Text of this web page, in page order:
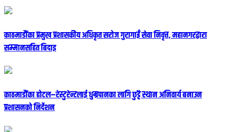
काठमाडौंका प्रमुख प्रशासकीय अधिकृत सरोज गुरागाईं सेवा निवृत्त, महानगरद्वारा
सम्मानसहित बिदाइ
काठमाडौंका होटल–रेस्टुरेन्टलाई धुम्रपानका लागि छुट्टै स्थान अनिवार्य बनाउन
प्रशासनको निर्देशन